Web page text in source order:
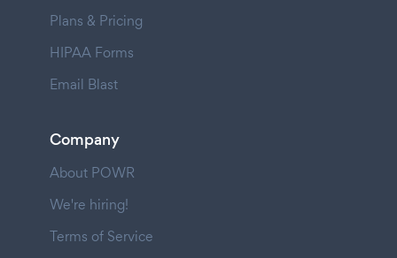
Plans & Pricing
HIPAA Forms
Email Blast
Company
About POWR
We're hiring!
Terms of Service